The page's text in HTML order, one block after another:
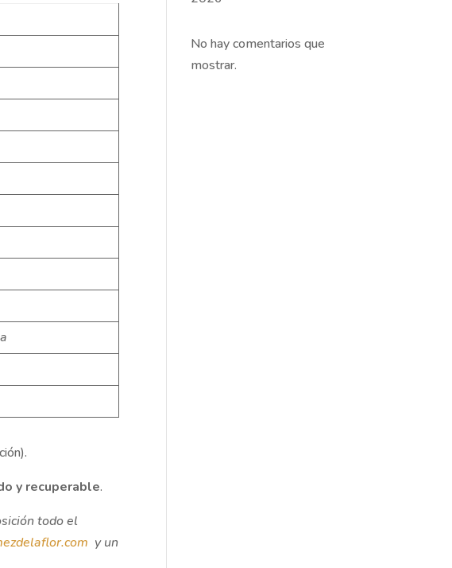
y recuperable.
todo el
y un
No hay comentarios que
mostrar.